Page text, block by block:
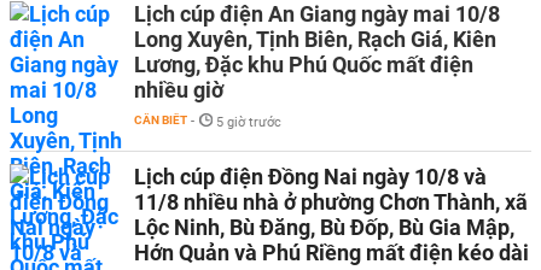
Lịch cúp điện An Giang ngày mai 10/8
Long Xuyên, Tịnh Biên, Rạch Giá, Kiên
Lương, Đặc khu Phú Quốc mất điện
nhiều giờ
CẦN BIẾT - 5 giờ trước
Lịch cúp điện Đồng Nai ngày 10/8 và
11/8 nhiều nhà ở phường Chơn Thành, xã
Lộc Ninh, Bù Đăng, Bù Đốp, Bù Gia Mập,
Hớn Quản và Phú Riềng mất điện kéo dài